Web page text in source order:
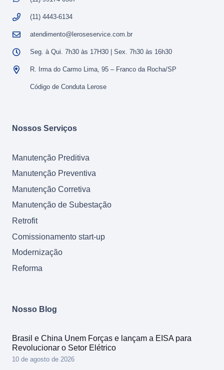
(11) 4443-6134
atendimento@leroseservice.com.br
Seg. à Qui. 7h30 às 17H30 | Sex. 7h30 às 16h30
R. Irma do Carmo Lima, 95 – Franco da Rocha/SP
Código de Conduta Lerose
Nossos Serviços
Manutenção Preditiva
Manutenção Preventiva
Manutenção Corretiva
Manutenção de Subestação
Retrofit
Comissionamento start-up
Modernização
Reforma
Nosso Blog
Brasil e China Unem Forças e lançam a EISA para
Revolucionar o Setor Elétrico
10 de agosto de 2026